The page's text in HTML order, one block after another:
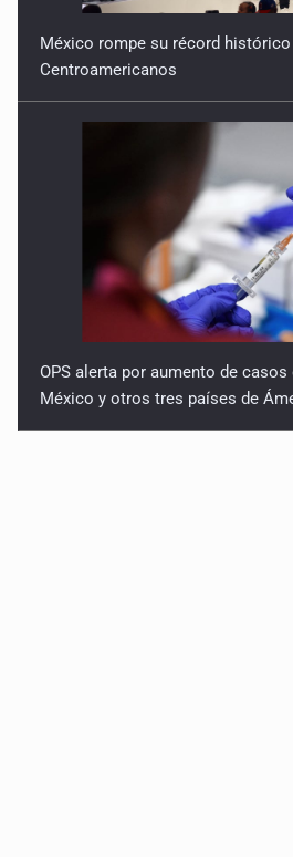
OPS alerta por aumento de casos
México y otros tres países de
Ayotzinapa: A casi 12 años, entre
exfuncionarios y la fuga de Tomás